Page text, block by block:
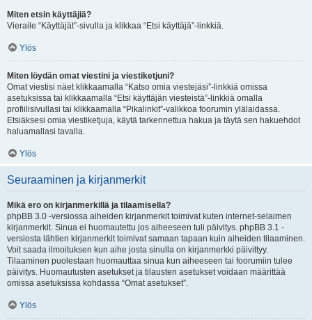
Miten etsin käyttäjiä?
Vieraile “Käyttäjät”-sivulla ja klikkaa “Etsi käyttäjä”-linkkiä.
Ylös
Miten löydän omat viestini ja viestiketjuni?
Omat viestisi näet klikkaamalla “Katso omia viestejäsi”-linkkiä omissa
asetuksissa tai klikkaamalla “Etsi käyttäjän viesteistä”-linkkiä omalla
profiilisivullasi tai klikkaamalla “Pikalinkit”-valikkoa foorumin ylälaidassa.
Etsiäksesi omia viestiketjuja, käytä tarkennettua hakua ja täytä sen hakuehdot
haluamallasi tavalla.
Ylös
Seuraaminen ja kirjanmerkit
Mikä ero on kirjanmerkillä ja tilaamisella?
phpBB 3.0 -versiossa aiheiden kirjanmerkit toimivat kuten internet-selaimen
kirjanmerkit. Sinua ei huomautettu jos aiheeseen tuli päivitys. phpBB 3.1 -
versiosta lähtien kirjanmerkit toimivat samaan tapaan kuin aiheiden tilaaminen.
Voit saada ilmoituksen kun aihe josta sinulla on kirjanmerkki päivittyy.
Tilaaminen puolestaan huomauttaa sinua kun aiheeseen tai foorumiin tulee
päivitys. Huomautusten asetukset ja tilausten asetukset voidaan määrittää
omissa asetuksissa kohdassa “Omat asetukset”.
Ylös